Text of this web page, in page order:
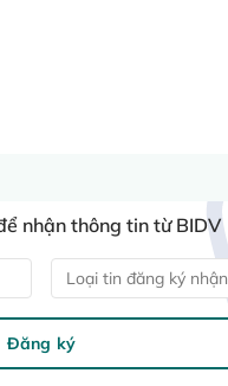
nhận thông tin từ BIDV
Loại tin đăng ký nhận
Đăng ký